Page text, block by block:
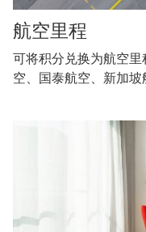
航空里程
可将积分兑换为航空
空、国泰航空、新加坡